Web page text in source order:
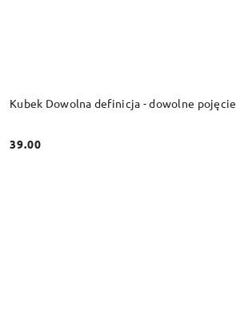
Kubek Dowolna definicja - dowolne pojęcie
Cena:
39.00